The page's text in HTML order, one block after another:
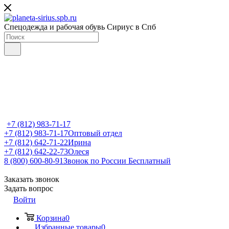
Спецодежда и рабочая обувь Сириус в Спб
+7 (812) 983-71-17
+7 (812) 983-71-17Оптовый отдел
+7 (812) 642-71-22Ирина
+7 (812) 642-22-73Олеся
8 (800) 600-80-91Звонок по России Бесплатный
Заказать звонок
Задать вопрос
Войти
Корзина0
Избранные товары0